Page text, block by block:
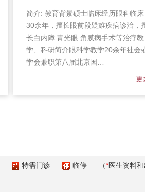
简介: 教育背景硕士临床经历眼科临床
30余年，擅长眼前段疑难疾病诊治，
长白内障 青光眼 角膜病手术等治疗教
学、科研简介眼科学教学20余年社会
学会兼职第八届北京国…
更
特需门诊 临停 （*医生资料